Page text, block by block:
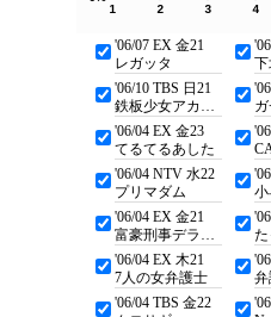
'06/07 EX 金21
レガッタ
'06/10 TBS 日21
鉄板少女アカネ!!
'06/04 EX 金23
てるてるあした
'06/04 NTV 水22
プリマダム
'06/04 EX 金21
富豪刑事デラックス
た
'06/04 EX 木21
7人の女弁護士
'06/04 TBS 金22